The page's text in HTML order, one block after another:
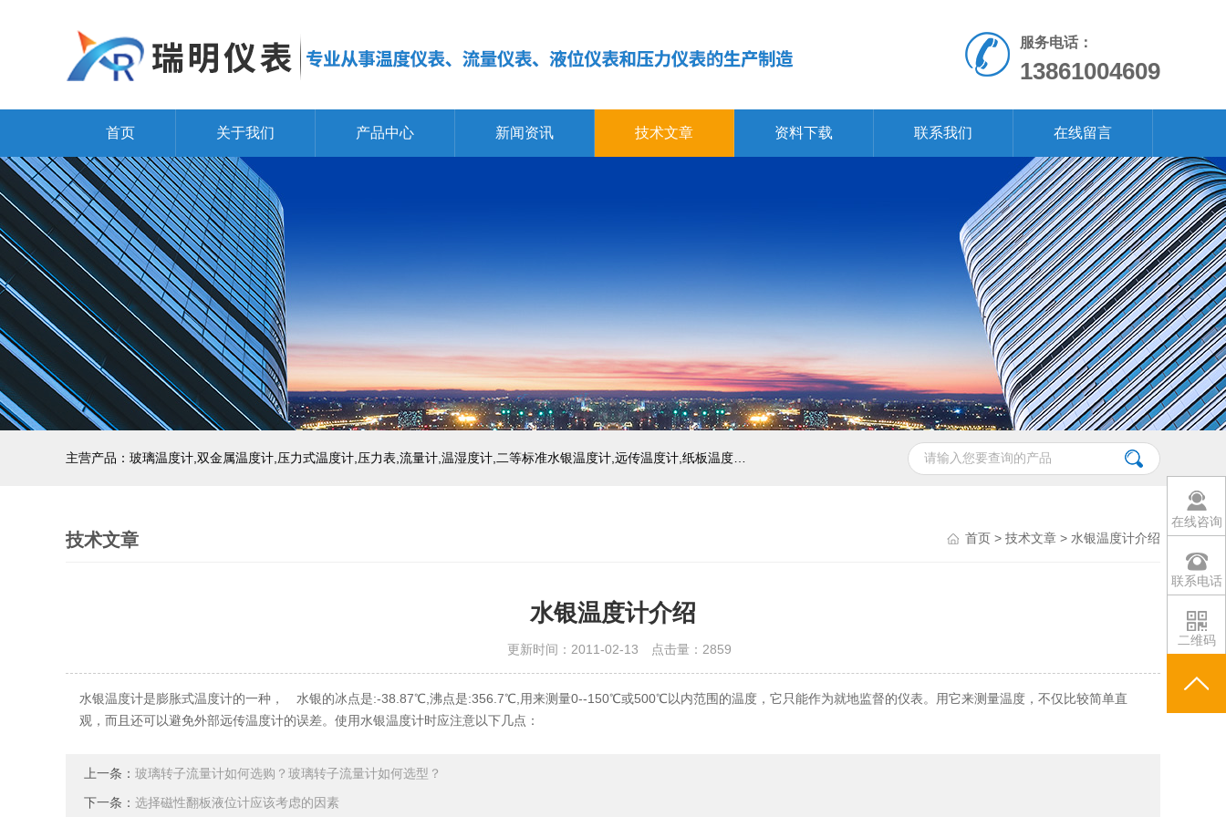
服务电话：
13861004609
首页 关于我们 产品中心 新闻资讯 技术文章 资料下载 联系我们 在线留言
技术文章 首页 > 技术文章 > 水银温度计介绍
水银温度计介绍
更新时间：2011-02-13 点击量： 2859
水银温度计是膨胀式温度计的一种， 水银的冰点是:-38.87℃,沸点是:356.7℃,用来测量0--150℃或500℃以内范围的温度，它只能作为就地监督的仪表。用它来测量温度，不仅比较简单直
观，而且还可以避免外部远传温度计的误差。使用水银温度计时应注意以下几点：
上一条： 玻璃转子流量计如何选购？玻璃转子流量计如何选型？
下一条： 选择磁性翻板液位计应该考虑的因素
在线咨询
联系电话
二维码